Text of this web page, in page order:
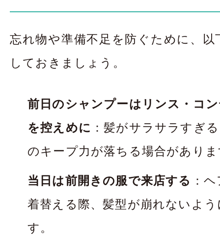
忘れ物や準備不足を防ぐために、以
しておきましょう。
前日のシャンプーはリンス・コ
を控えめに ：髪がサラサラすぎ
のキープ力が落ちる場合があり
当日は前開きの服で来店する ：
着替える際、髪型が崩れないよ
す。